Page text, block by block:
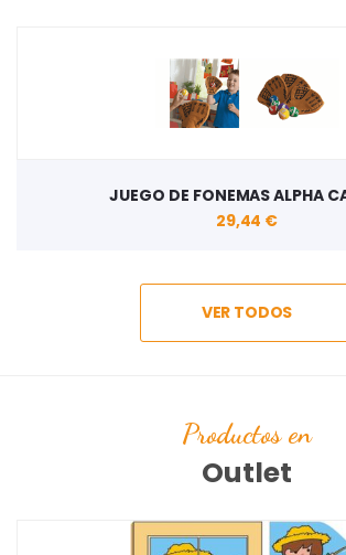
JUEGO DE FONEMAS ALPHA
29,44 €
VER TODOS
Productos en
Outlet